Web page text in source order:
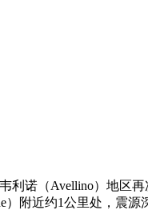
利诺（Avellino）地区
附近约1公里处，震